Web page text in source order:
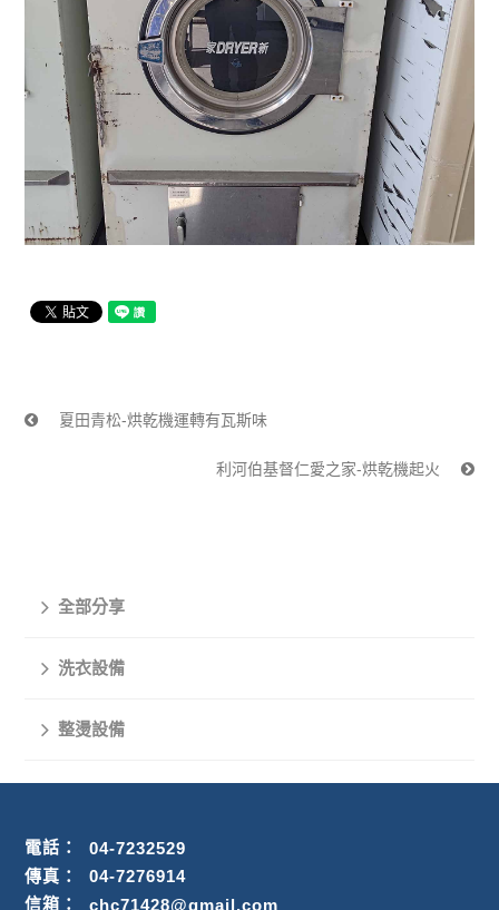
夏田青松-烘乾機運轉有瓦斯味
利河伯基督仁愛之家-烘乾機起火
全部分享
洗衣設備
整燙設備
電話：
04-7232529
傳真：
04-7276914
信箱：
chc71428@gmail.com